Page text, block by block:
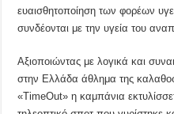
ευαισθητοποίηση των φορέων
συνδέονται με την υγεία του
Αξιοποιώντας με λογικά και
στην Ελλάδα άθλημα της
«TimeOut» η καμπάνια